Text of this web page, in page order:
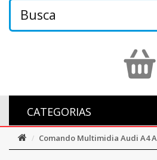
CATEGORIAS
Comando Multimidia Audi A4